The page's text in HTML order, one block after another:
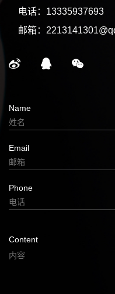
电话：13335937693
邮箱：
Name
Email
Phone
Content